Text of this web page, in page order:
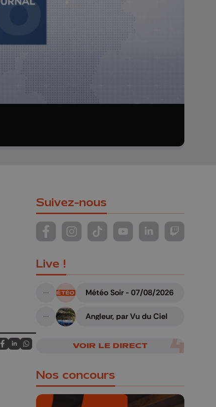
Partagez sur FaceBook
Partagez sur LinkedIn
Partagez sur Whatsapp
Suivez-nous
Suivez-nous sur FaceBook
Suivez-nous sur Instagram
Suivez-nous sur TikTok
Suivez-nous sur YouTube
Suivez-nous sur
Suivez-
Live !
A suivre
Météo Soir - 07/08/2026
A suivre
Angleur, par Vu du Ciel
VOIR LE DIRECT
Nos concours